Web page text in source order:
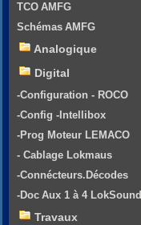
TCO AMFG
Schémas AMFG
Analogique
Digital
-Configuration - ROCO
-Config -Intellibox
-Prog Moteur LEMACO
- Cablage Lokmaus
-Connécteurs.Décodes
-Doc Aux 1 à 4 LokSound
Travaux